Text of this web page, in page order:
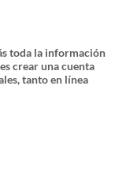
toda la información
crear una cuenta
tanto en línea